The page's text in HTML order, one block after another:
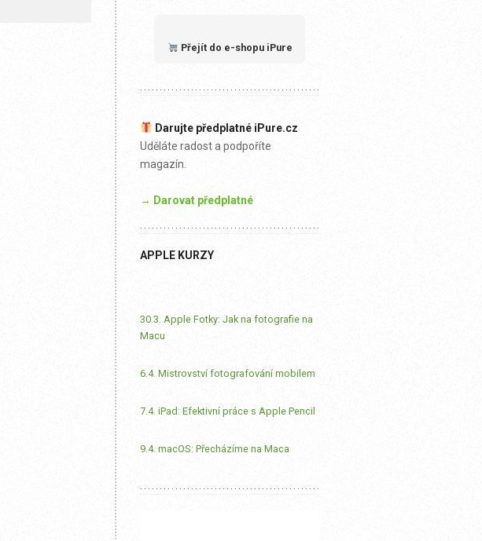
Přejít do e-shopu iPure
Darujte předplatné iPure.cz
Uděláte radost a podpoříte
magazín.
→ Darovat předplatné
APPLE KURZY
30.3. Apple Fotky: Jak na fotografie na
Macu
6.4. Mistrovství fotografování mobilem
7.4. iPad: Efektivní práce s Apple Pencil
9.4. macOS: Přecházíme na Maca